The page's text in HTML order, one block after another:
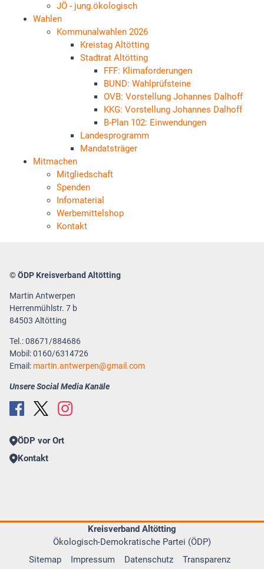
JÖ - jung.ökologisch
Wahlen
Kommunalwahlen 2026
Kreistag Altötting
Stadtrat Altötting
FFF: Klimaforderungen
BUND: Wahlprüfsteine
OVB: Vorstellung Johannes Dalhoff
KKG: Vorstellung Johannes Dalhoff
B-Plan 102: Einwendungen
Landesprogramm
Mandatsträger
Mitmachen
Mitgliedschaft
Spenden
Infomaterial
Werbemittelshop
Kontakt
© ÖDP Kreisverband Altötting
Martin Antwerpen
Herrenmühlstr. 7 b
84503 Altötting
Tel.: 08671/884686
Mobil: 0160/6314726
Email: martin.antwerpen gmail.com
Unsere Social Media Kanäle
ÖDP vor Ort
Kontakt
Kreisverband Altötting
Ökologisch-Demokratische Partei (ÖDP)
Sitemap
Impressum Datenschutz Transparenz